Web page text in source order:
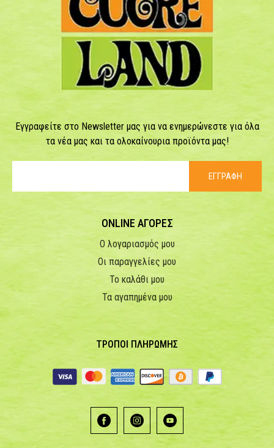
Εγγραφείτε στο Newsletter μας για να ενημερώνεστε για όλα
τα νέα μας και τα ολοκαίνουρια προϊόντα μας!
ΕΓΓΡΑΦΗ
ONLINE ΑΓΟΡΕΣ
Ο λογαριασμός μου
Οι παραγγελίες μου
Το καλάθι μου
Τα αγαπημένα μου
ΤΡΟΠΟΙ ΠΛΗΡΩΜΗΣ